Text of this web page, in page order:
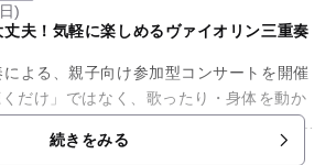
)
夫！気軽に楽しめるヴァイオリン三重奏
よる、親子向け参加型コンサートを開催
だけ」ではなく、歌ったり・身体を動か
る体験型イベントです！ 小さなお子さま
続きをみる